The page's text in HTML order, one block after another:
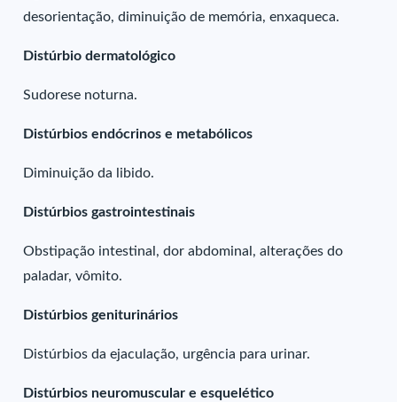
desorientação, diminuição de memória, enxaqueca.
Distúrbio dermatológico
Sudorese noturna.
Distúrbios endócrinos e metabólicos
Diminuição da libido.
Distúrbios gastrointestinais
Obstipação intestinal, dor abdominal, alterações do
paladar, vômito.
Distúrbios geniturinários
Distúrbios da ejaculação, urgência para urinar.
Distúrbios neuromuscular e esquelético